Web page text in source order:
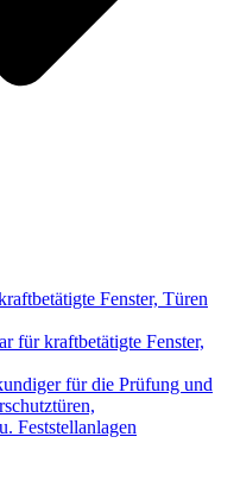
Fenster, Türen
für kraftbetätigte Fenster,
für die Prüfung und
Feststellanlagen